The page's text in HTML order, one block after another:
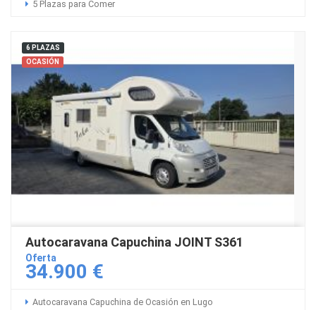
5 Plazas para Comer
6 PLAZAS
OCASIÓN
Autocaravana Capuchina JOINT S361
Oferta
34.900 €
Autocaravana Capuchina de Ocasión en Lugo